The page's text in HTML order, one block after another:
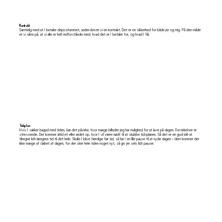
Kontrakt
Samtidig med at I betaler depositummet, underskriver vi en kontrakt. Det er en sikkerhed for både jer og mig. På den måde
er vi sikre på, at vi alle er helt indforståede med, hvad det er I betaler for, og hvad I får.
Tidsplan
Hvis I sakker bagud med tiden, kan det påvirke, hvor mange billeder jeg har mulighed for at lave på dagen. Forsinkelser er
stressende. Der kommer altid et eller andet op, hvor I vil være nødt til at skubbe tidsplanen. Så det er en god idé at
tilregne lidt længere tid til det hele. Skulle I blive færdige før tid, så har I en lille pause til at nyde dagen – dem kommer der
ikke mange af i løbet af dagen, for der sker hele tiden noget nyt, så giv jer selv lidt pauser.